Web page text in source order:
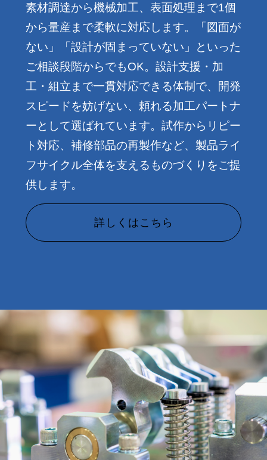
素材調達から機械加工、表面処理まで1個
から量産まで柔軟に対応します。「図面が
ない」「設計が固まっていない」といった
ご相談段階からでもOK。設計支援・加
工・組立まで一貫対応できる体制で、開発
スピードを妨げない、頼れる加工パートナ
ーとして選ばれています。試作からリピー
ト対応、補修部品の再製作など、製品ライ
フサイクル全体を支えるものづくりをご提
供します。
詳しくはこちら